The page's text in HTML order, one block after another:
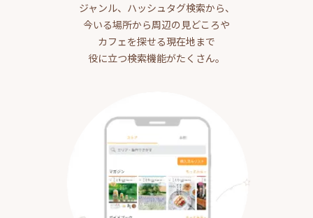
ジャンル、ハッシュタグ検索から、
今いる場所から周辺の見どころや
カフェを探せる現在地まで
役に立つ検索機能がたくさん。